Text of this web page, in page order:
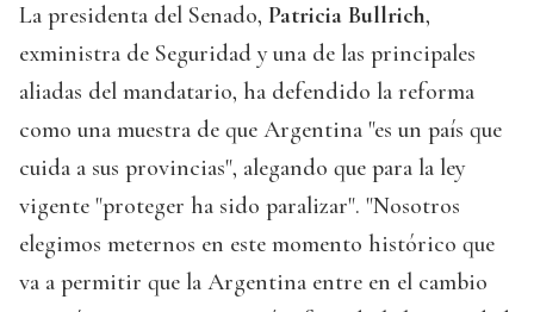
La presidenta del Senado, Patricia Bullrich,
exministra de Seguridad y una de las principales
aliadas del mandatario, ha defendido la reforma
como una muestra de que Argentina "es un país que
cuida a sus provincias", alegando que para la ley
vigente "proteger ha sido paralizar". "Nosotros
elegimos meternos en este momento histórico que
va a permitir que la Argentina entre en el cambio